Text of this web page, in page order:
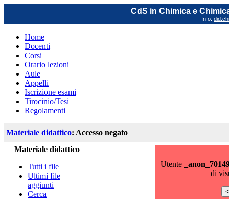
CdS in Chimica e
Info:
Home
Docenti
Corsi
Orario lezioni
Aule
Appelli
Iscrizione esami
Tirocinio/Tesi
Regolamenti
Materiale didattico: Accesso negato
Materiale didattico
Tutti i file
Ultimi file
aggiunti
Cerca
Utente
di